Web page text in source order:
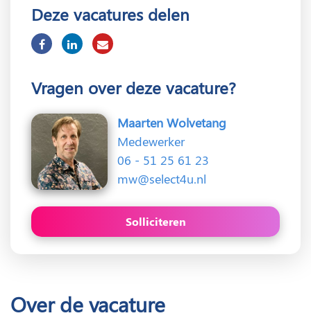
Deze vacatures delen
Vragen over deze vacature?
Maarten Wolvetang
Medewerker
06 - 51 25 61 23
mw@select4u.nl
Solliciteren
Over de vacature